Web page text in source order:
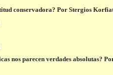
conservadora? Por Stergios
nos parecen verdades absolutas?